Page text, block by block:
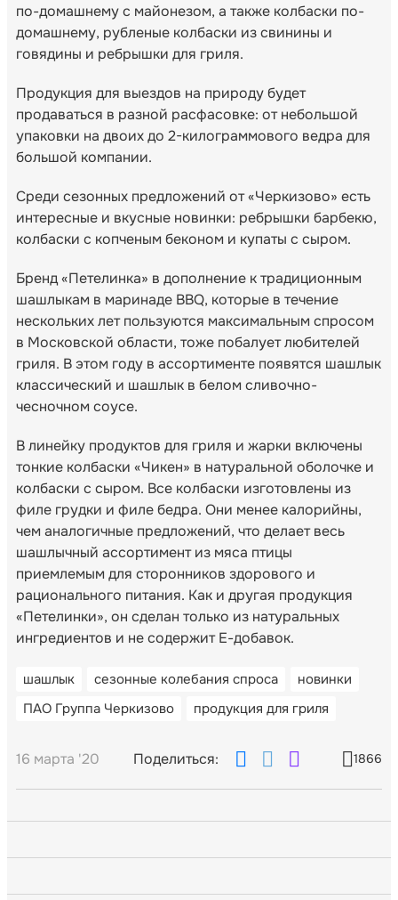
по-домашнему с майонезом, а также колбаски по-
домашнему, рубленые колбаски из свинины и
говядины и ребрышки для гриля.
Продукция для выездов на природу будет
продаваться в разной расфасовке: от небольшой
упаковки на двоих до 2-килограммового ведра для
большой компании.
Среди сезонных предложений от «Черкизово» есть
интересные и вкусные новинки: ребрышки барбекю,
колбаски с копченым беконом и купаты с сыром.
Бренд «Петелинка» в дополнение к традиционным
шашлыкам в маринаде BBQ, которые в течение
нескольких лет пользуются максимальным спросом
в Московской области, тоже побалует любителей
гриля. В этом году в ассортименте появятся шашлык
классический и шашлык в белом сливочно-
чесночном соусе.
В линейку продуктов для гриля и жарки включены
тонкие колбаски «Чикен» в натуральной оболочке и
колбаски с сыром. Все колбаски изготовлены из
филе грудки и филе бедра. Они менее калорийны,
чем аналогичные предложений, что делает весь
шашлычный ассортимент из мяса птицы
приемлемым для сторонников здорового и
рационального питания. Как и другая продукция
«Петелинки», он сделан только из натуральных
ингредиентов и не содержит Е-добавок.
шашлык сезонные колебания спроса
новинки
ПАО Группа Черкизово
продукция для гриля
16 марта '20 Поделиться: 1866